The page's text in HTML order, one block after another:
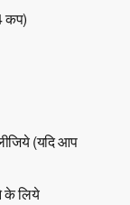
कप)
(यदि आप
के लिये